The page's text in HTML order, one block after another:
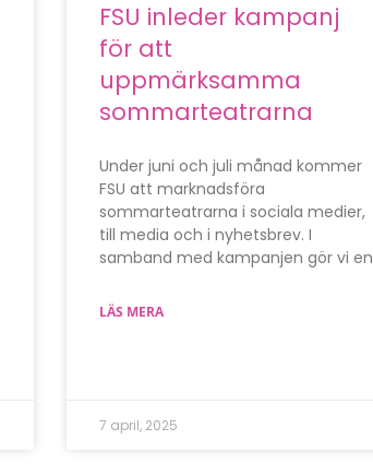
FSU inleder kampanj
för att
uppmärksamma
sommarteatrarna
Under juni och juli månad kommer
FSU att marknadsföra
sommarteatrarna i sociala medier,
till media och i nyhetsbrev. I
samband med kampanjen gör vi en
LÄS MERA
7 april, 2025